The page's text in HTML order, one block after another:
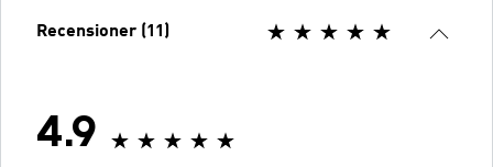
Recensioner (11)
4.9